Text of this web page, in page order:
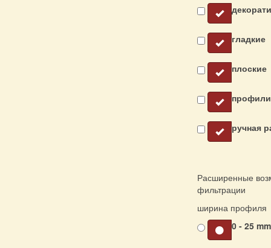
гладкие
плоские
ручная
Расширенные
фильтрации
ширина профиля
0 - 25